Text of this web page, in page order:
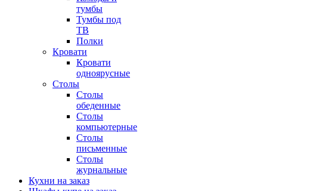
тумбы
Тумбы под
ТВ
Полки
Кровати
Кровати
одноярусные
Столы
Столы
обеденные
Столы
компьютерные
Столы
письменные
Столы
журнальные
Кухни на заказ